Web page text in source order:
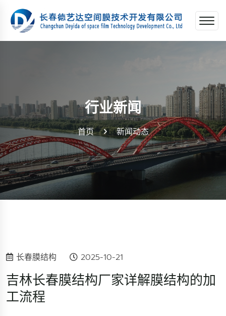
行业新闻
首页 新闻动态
长春膜结构 2025-10-21
吉林长春膜结构厂家详解膜结构的加
工流程